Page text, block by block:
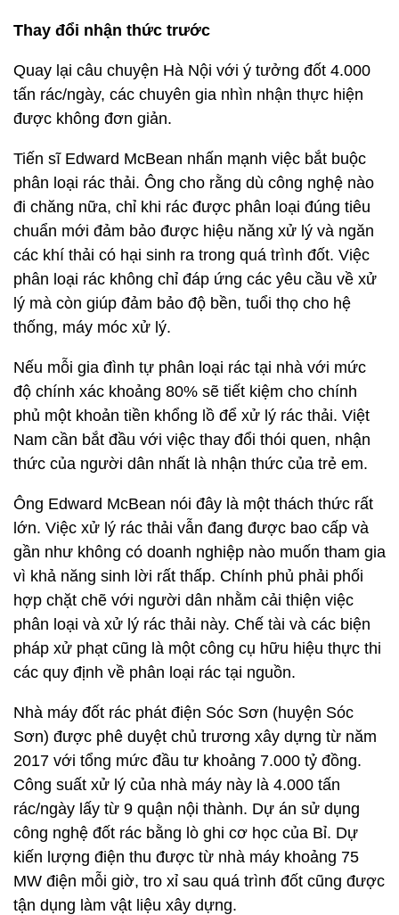
Thay đổi nhận thức trước
Quay lại câu chuyện Hà Nội với ý tưởng đốt 4.000
tấn rác/ngày, các chuyên gia nhìn nhận thực hiện
được không đơn giản.
Tiến sĩ Edward McBean nhấn mạnh việc bắt buộc
phân loại rác thải. Ông cho rằng dù công nghệ nào
đi chăng nữa, chỉ khi rác được phân loại đúng tiêu
chuẩn mới đảm bảo được hiệu năng xử lý và ngăn
các khí thải có hại sinh ra trong quá trình đốt. Việc
phân loại rác không chỉ đáp ứng các yêu cầu về xử
lý mà còn giúp đảm bảo độ bền, tuổi thọ cho hệ
thống, máy móc xử lý.
Nếu mỗi gia đình tự phân loại rác tại nhà với mức
độ chính xác khoảng 80% sẽ tiết kiệm cho chính
phủ một khoản tiền khổng lồ để xử lý rác thải. Việt
Nam cần bắt đầu với việc thay đổi thói quen, nhận
thức của người dân nhất là nhận thức của trẻ em.
Ông Edward McBean nói đây là một thách thức rất
lớn. Việc xử lý rác thải vẫn đang được bao cấp và
gần như không có doanh nghiệp nào muốn tham gia
vì khả năng sinh lời rất thấp. Chính phủ phải phối
hợp chặt chẽ với người dân nhằm cải thiện việc
phân loại và xử lý rác thải này. Chế tài và các biện
pháp xử phạt cũng là một công cụ hữu hiệu thực thi
các quy định về phân loại rác tại nguồn.
Nhà máy đốt rác phát điện Sóc Sơn (huyện Sóc
Sơn) được phê duyệt chủ trương xây dựng từ năm
2017 với tổng mức đầu tư khoảng 7.000 tỷ đồng.
Công suất xử lý của nhà máy này là 4.000 tấn
rác/ngày lấy từ 9 quận nội thành. Dự án sử dụng
công nghệ đốt rác bằng lò ghi cơ học của Bỉ. Dự
kiến lượng điện thu được từ nhà máy khoảng 75
MW điện mỗi giờ, tro xỉ sau quá trình đốt cũng được
tận dụng làm vật liệu xây dựng.